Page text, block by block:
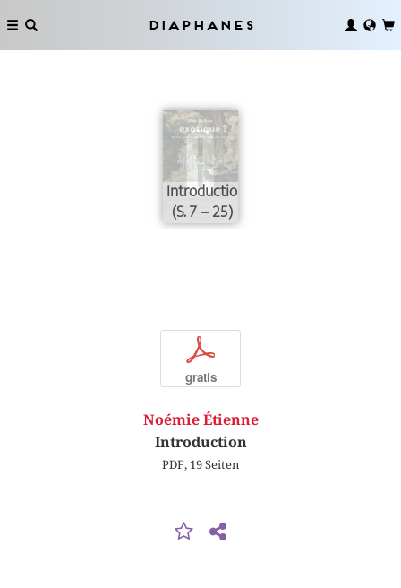
Diaphanes
Introduction
(S. 7 – 25)
p
gratis
Noémie Étienne
Introduction
PDF, 19 Seiten